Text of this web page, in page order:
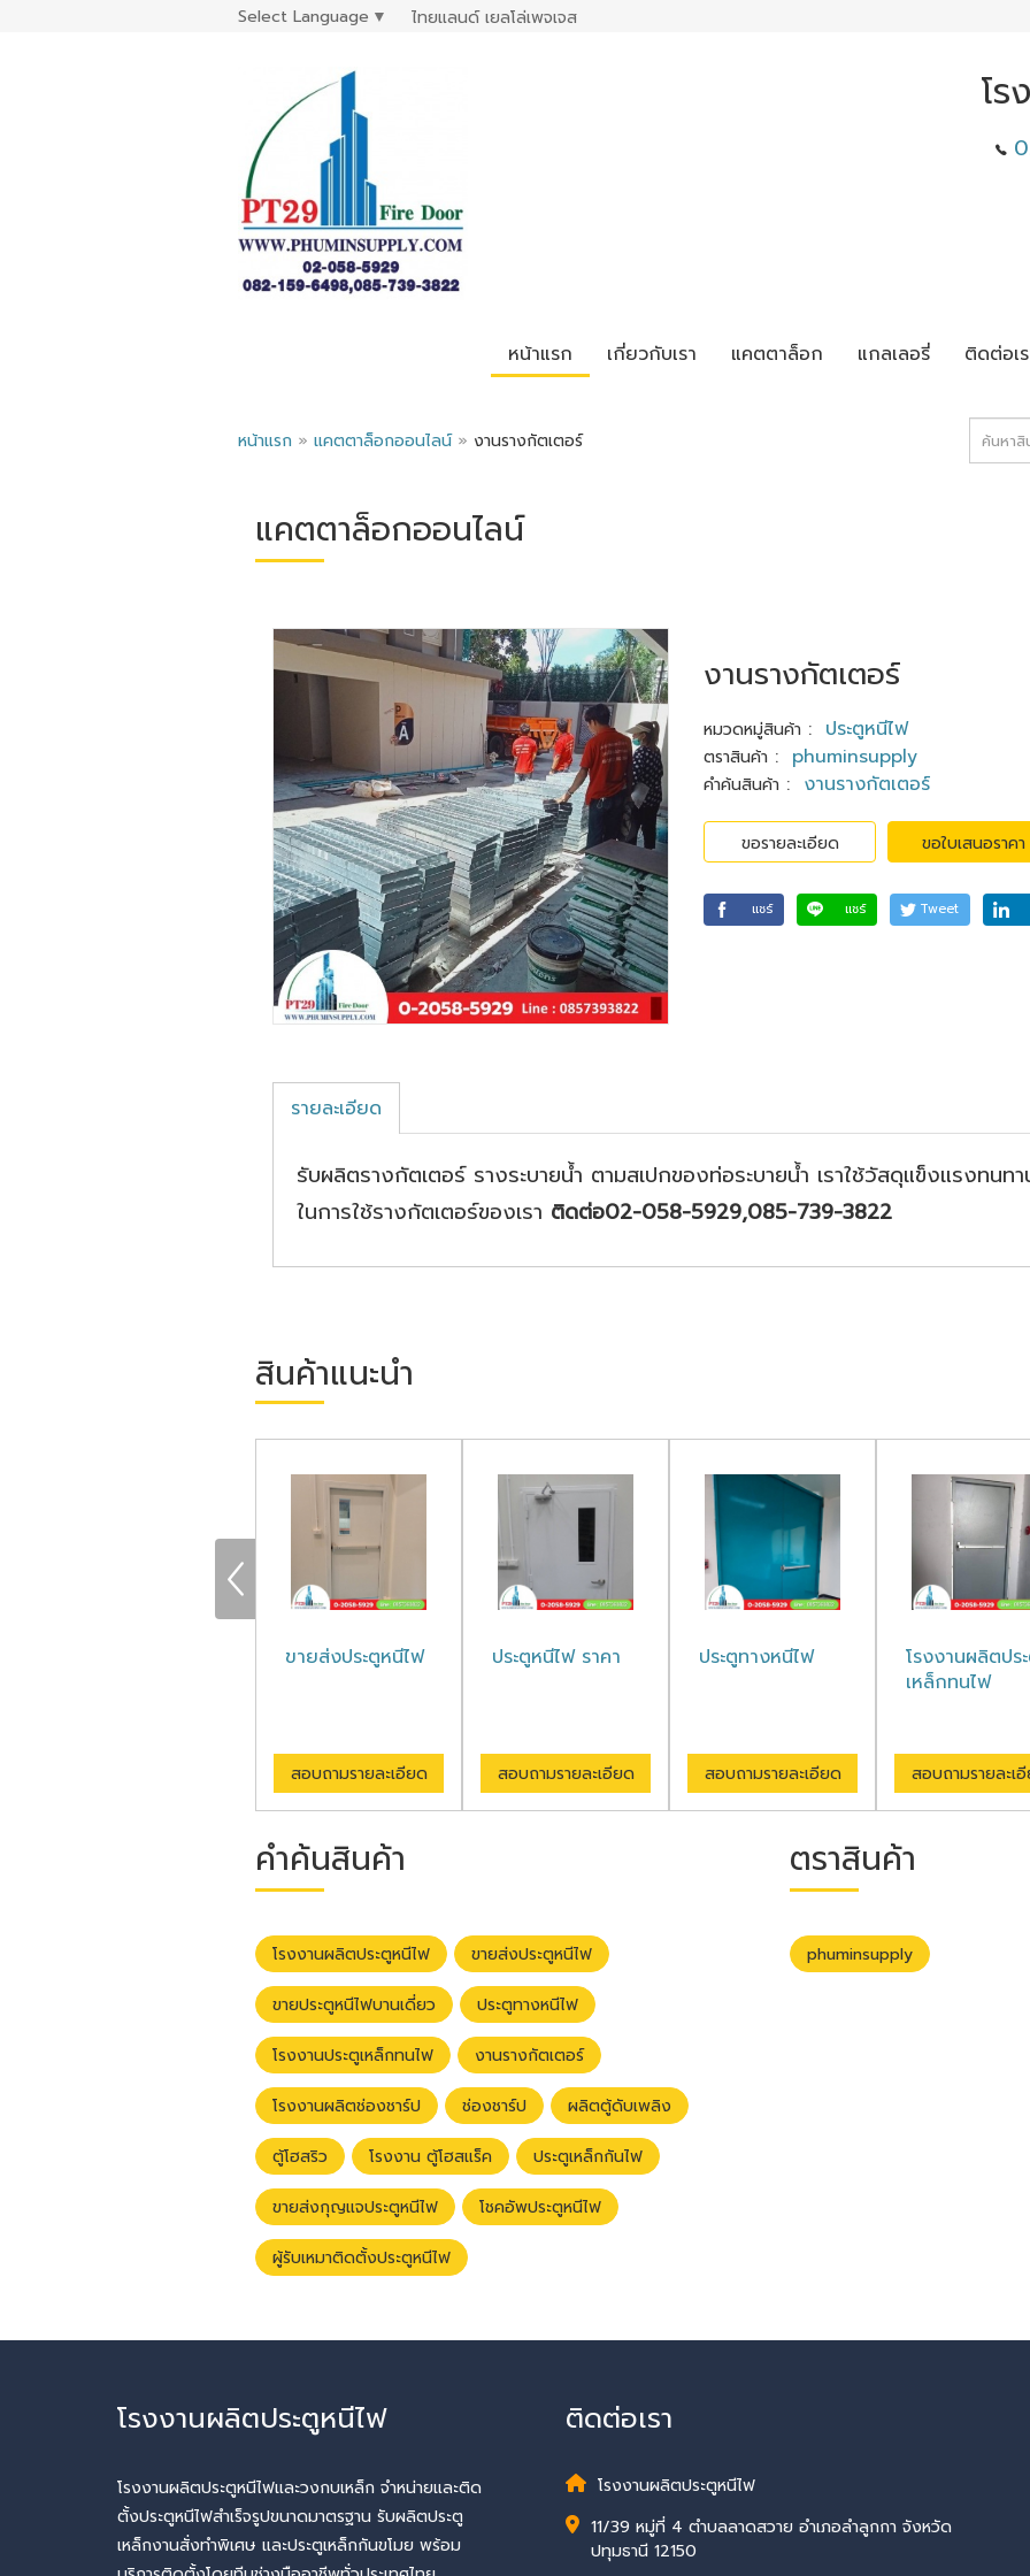
Select Language ▼ ไทยแลนด์ เยลโล่เพจเจส
โ
หน้าแรก เกี่ยวกับเรา แคตตาล็อก แกลเลอรี่ ติดต่อเ
หน้าแรก » แคตตาล็อกออนไลน์ » งานรางกัตเตอร์
แคตตาล็อกออนไลน์
งานรางกัตเตอร์
หมวดหมู่สินค้า : ประตูหนีไฟ
ตราสินค้า : phuminsupply
คำค้นสินค้า : งานรางกัตเตอร์
ขอรายละเอียด ขอใบเสนอราคา
แชร์ แชร์ Tweet
รายละเอียด
รับผลิตรางกัตเตอร์ รางระบายน้ำ ตามสเปกของท่อระบายน้ำ เราใช้วัสดุแข็งแรงทนท
ในการใช้รางกัตเตอร์ของเรา ติดต่อ02-058-5929,085-739-3822
สินค้าแนะนำ
ขายส่งประตูหนีไฟ
สอบถามรายละเอียด
ประตูหนีไฟ ราคา
สอบถามรายละเอียด
ประตูทางหนีไฟ
สอบถามรายละเอียด
โรงงานผลิตปร
เหล็กทนไฟ
สอบถามรายละเ
คำค้นสินค้า
โรงงานผลิตประตูหนีไฟ ขายส่งประตูหนีไฟ
ขายประตูหนีไฟบานเดี่ยว ประตูทางหนีไฟ
โรงงานประตูเหล็กทนไฟ งานรางกัตเตอร์
โรงงานผลิตช่องชาร์ป ช่องชาร์ป ผลิตตู้ดับเพลิง
ตู้โฮสริว โรงงาน ตู้โฮสแร็ค ประตูเหล็กกันไฟ
ขายส่งกุญแจประตูหนีไฟ โชคอัพประตูหนีไฟ
ผู้รับเหมาติดตั้งประตูหนีไฟ
ตราสินค้า
phuminsupply
โรงงานผลิตประตูหนีไฟ
โรงงานผลิตประตูหนีไฟและวงกบเหล็ก จำหน่ายและติด
ตั้งประตูหนีไฟสำเร็จรูปขนาดมาตรฐาน รับผลิตประตู
เหล็กงานสั่งทำพิเศษ และประตูเหล็กกันขโมย พร้อม
ติดต่อเรา
โรงงานผลิตประตูหนีไฟ
11/39 หมู่ที่ 4 ตำบลลาดสวาย อำเภอลำลูกกา จังหวัด
ปทุมธานี 12150